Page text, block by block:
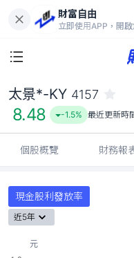
財富自由
立即使用APP，開
太景*-KY 4157
8.48 -1.5% 最近更新時
個股概覽 財務報
現金股利發放率
近5年